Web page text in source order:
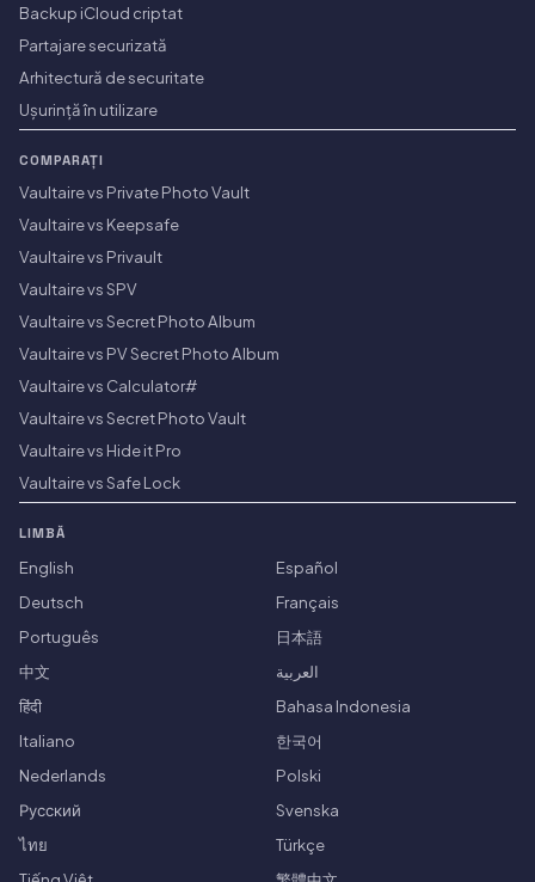
Backup iCloud criptat
Partajare securizată
Arhitectură de securitate
Ușurință în utilizare
COMPARAȚI
Vaultaire vs Private Photo Vault
Vaultaire vs Keepsafe
Vaultaire vs Privault
Vaultaire vs SPV
Vaultaire vs Secret Photo Album
Vaultaire vs PV Secret Photo Album
Vaultaire vs Calculator#
Vaultaire vs Secret Photo Vault
Vaultaire vs Hide it Pro
Vaultaire vs Safe Lock
LIMBĂ
English
Español
Deutsch
Français
Português
日本語
中文
العربية
हिंदी
Bahasa Indonesia
Italiano
한국어
Nederlands
Polski
Русский
Svenska
ไทย
Türkçe